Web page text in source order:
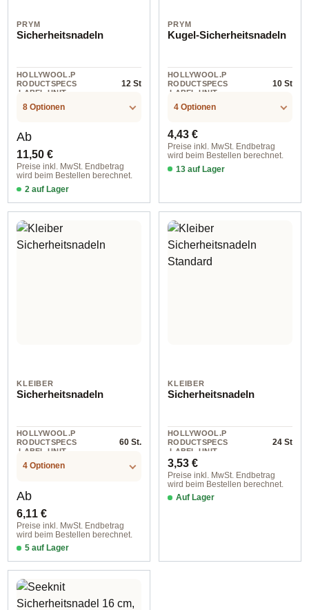
PRYM
Sicherheitsnadeln
HOLLYWOOL.P
RODUCTSPECS
.LABEL.UNIT
12 St
8 Optionen
Regulärer Preis:
Ab
11,50 €
Preise inkl. MwSt. Endbetrag
wird beim Bestellen berechnet.
2 auf Lager
goldfarbig / 27 mm
PRYM
Kugel-Sicherheitsnadeln
HOLLYWOOL.P
RODUCTSPECS
.LABEL.UNIT
10 St
4 Optionen
Regulärer Preis:
4,43 €
Preise inkl. MwSt. Endbetrag
wird beim Bestellen berechnet.
13 auf Lager
KLEIBER
Sicherheitsnadeln
HOLLYWOOL.P
RODUCTSPECS
.LABEL.UNIT
60 St.
4 Optionen
Regulärer Preis:
Ab
6,11 €
Preise inkl. MwSt. Endbetrag
wird beim Bestellen berechnet.
5 auf Lager
schwarz
KLEIBER
Sicherheitsnadeln
HOLLYWOOL.P
RODUCTSPECS
.LABEL.UNIT
24 St
Regulärer Preis:
3,53 €
Preise inkl. MwSt. Endbetrag
wird beim Bestellen berechnet.
Auf Lager